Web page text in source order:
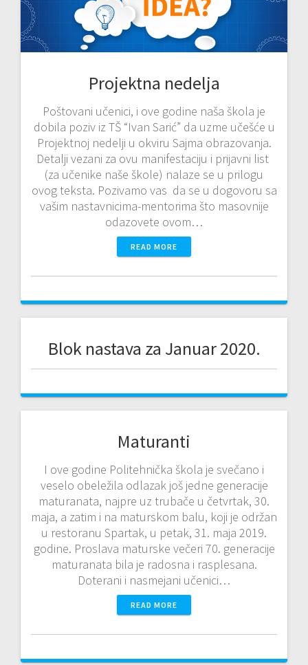
Projektna nedelja
Poštovani učenici, i ove godine naša škola je
dobila poziv iz TŠ “Ivan Sarić” da uzme učešće u
Projektnoj nedelji u okviru Sajma obrazovanja.
Detalji vezani za ovu manifestaciju i prijavni list
(za učenike naše škole) nalaze se u prilogu
ovog teksta. Pozivamo vas da se u dogovoru sa
vašim nastavnicima-mentorima što masovnije
odazovete ovom…
READ MORE
Blok nastava za Januar 2020.
Maturanti
I ove godine Politehnička škola je svečano i
veselo obeležila odlazak još jedne generacije
maturanata, najpre uz trubače u četvrtak, 30.
maja, a zatim i na maturskom balu, koji je održan
u restoranu Spartak, u petak, 31. maja 2019.
godine. Proslava maturske večeri 70. generacije
maturanata bila je radosna i rasplesana.
Doterani i nasmejani učenici…
READ MORE